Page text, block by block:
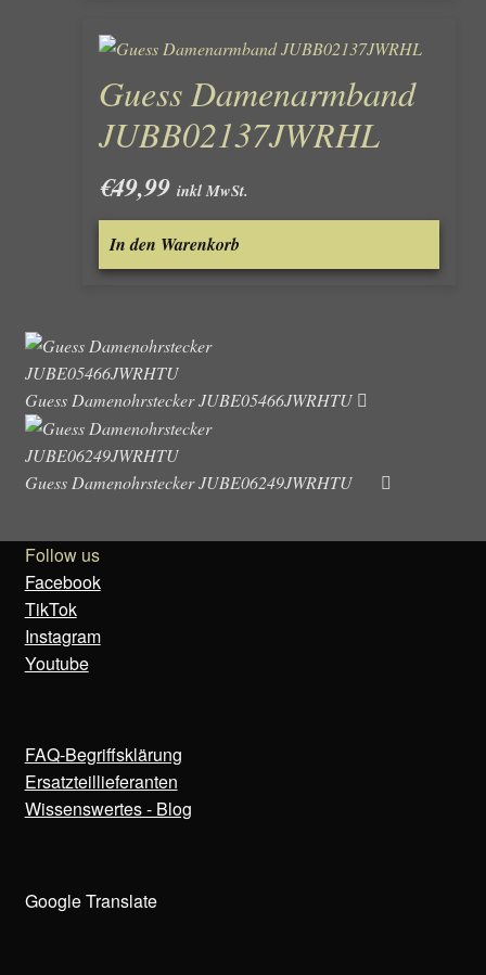
Guess Damenarmband
JUBB02137JWRHL
€49,99 inkl MwSt.
In den Warenkorb
Guess Damenohrstecker JUBE05466JWRHTU
Guess Damenohrstecker JUBE06249JWRHTU
Follow us
Facebook
TikTok
Instagram
Youtube
FAQ-Begriffsklärung
Ersatzteillieferanten
Wissenswertes - Blog
Google Translate